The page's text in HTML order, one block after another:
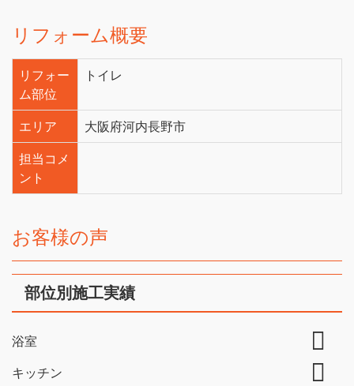
リフォーム概要
リフォー
ム部位
トイレ
エリア
大阪府河内長野市
担当コメ
ント
お客様の声
部位別施工実績
浴室
キッチン